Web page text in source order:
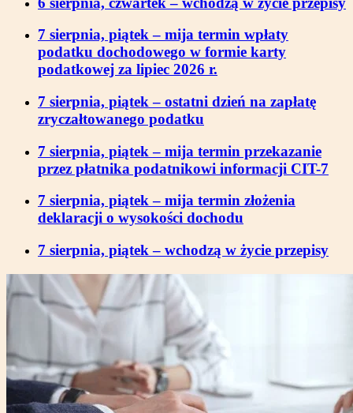
7 sierpnia, piątek – mija termin wpłaty
podatku dochodowego w formie karty
podatkowej za lipiec 2026 r.
7 sierpnia, piątek – ostatni dzień na zapłatę
zryczałtowanego podatku
7 sierpnia, piątek – mija termin przekazanie
przez płatnika podatnikowi informacji CIT-7
7 sierpnia, piątek – mija termin złożenia
deklaracji o wysokości dochodu
7 sierpnia, piątek – wchodzą w życie przepisy